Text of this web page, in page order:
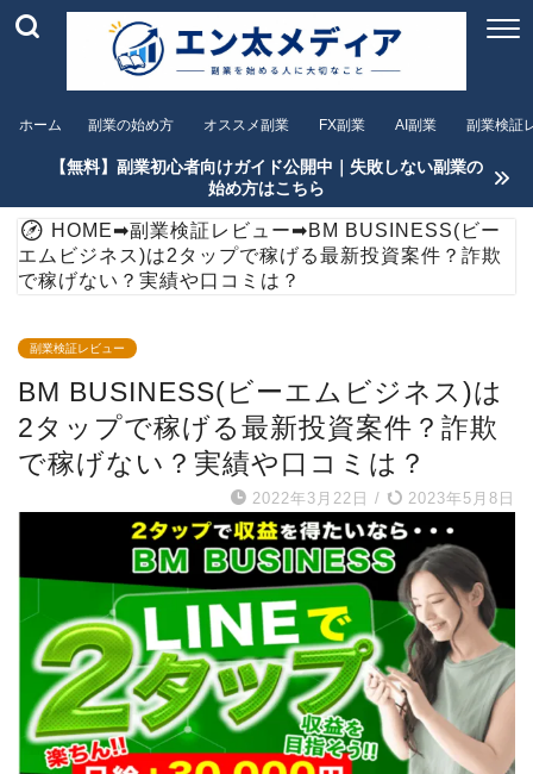
ホーム 副業の始め方 オススメ副業 FX副業 AI副業 副業検証
【無料】副業初心者向けガイド公開中｜失敗しない副業の
始め方はこちら
HOME➡副業検証レビュー➡BM BUSINESS(ビー
エムビジネス)は2タップで稼げる最新投資案件？詐欺
で稼げない？実績や口コミは？
副業検証レビュー
BM BUSINESS(ビーエムビジネス)は
2タップで稼げる最新投資案件？詐欺
で稼げない？実績や口コミは？
2022年3月22日 / 2023年5月8日